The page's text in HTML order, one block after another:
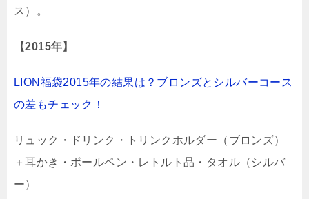
ス）。
【2015年】
LION福袋2015年の結果は？ブロンズとシルバーコース
の差もチェック！
リュック・ドリンク・トリンクホルダー（ブロンズ）
＋耳かき・ボールペン・レトルト品・タオル（シルバ
ー）